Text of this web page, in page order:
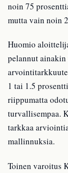
noin 75
mutta vain noin
Huomio
pelannut ainakin
1 tai 1.5
riippumatta
turvallisempaa.
tarkkaa
mallinnuksia.
Toinen varoitus